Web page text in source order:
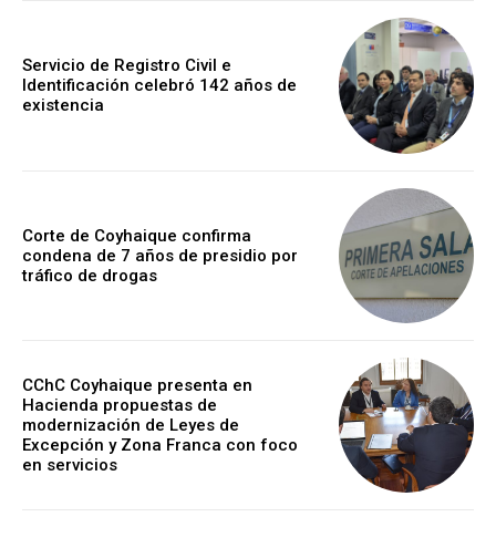
Servicio de Registro Civil e
Identificación celebró 142 años de
existencia
Corte de Coyhaique confirma
condena de 7 años de presidio por
tráfico de drogas
CChC Coyhaique presenta en
Hacienda propuestas de
modernización de Leyes de
Excepción y Zona Franca con foco
en servicios